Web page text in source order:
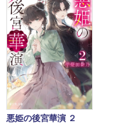
悪姫の後宮華演 ２